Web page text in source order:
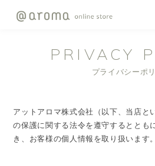
PRIVACY
プライバシーポ
アットアロマ株式会社（以下、当店と
の保護に関する法令を遵守するととも
き、お客様の個人情報を取り扱います。